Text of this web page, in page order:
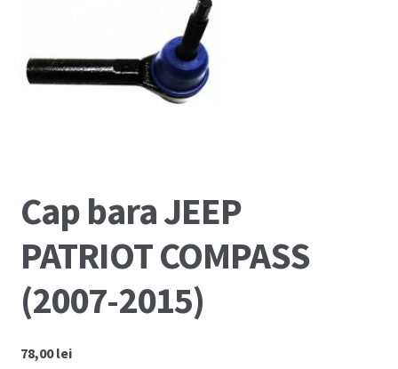
Cum comand ?
Politica COOKIE
Politica de confidentialitate
Cap bara JEEP
PATRIOT COMPASS
(2007-2015)
78,00lei